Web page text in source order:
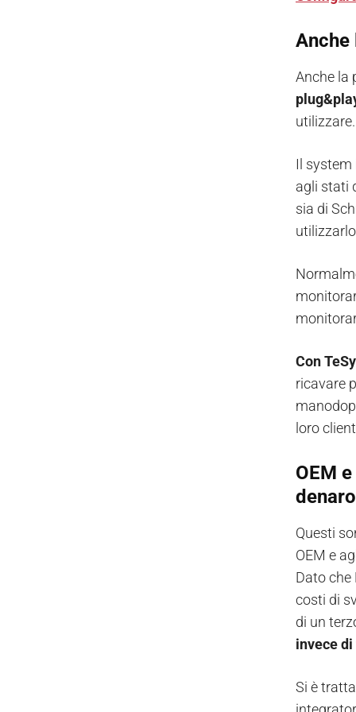
Anche
Anche la
utilizzare.
Il system
agli stati
sia di
Con
ricavare
loro
OEM
denaro
Questi
OEM e
Dato
costi di
di un
invece di
Si è